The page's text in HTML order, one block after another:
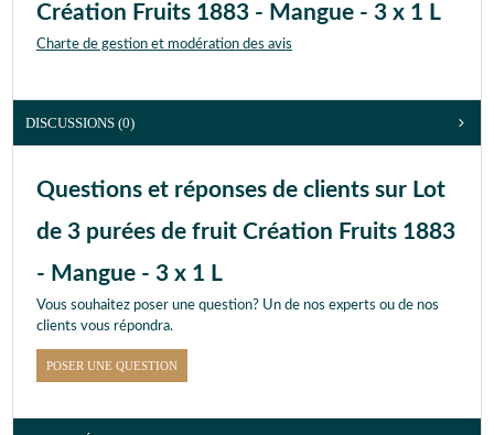
Création Fruits 1883 - Mangue - 3 x 1 L
Charte de gestion et modération des avis
DISCUSSIONS (0)
Questions et réponses de clients sur Lot
de 3 purées de fruit Création Fruits 1883
- Mangue - 3 x 1 L
Vous souhaitez poser une question? Un de nos experts ou de nos
clients vous répondra.
POSER UNE QUESTION